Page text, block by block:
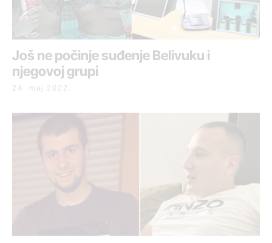
Još ne počinje suđenje Belivuku i
njegovoj grupi
24. maj 2022.